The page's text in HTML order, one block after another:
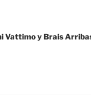
Vattimo y Brais